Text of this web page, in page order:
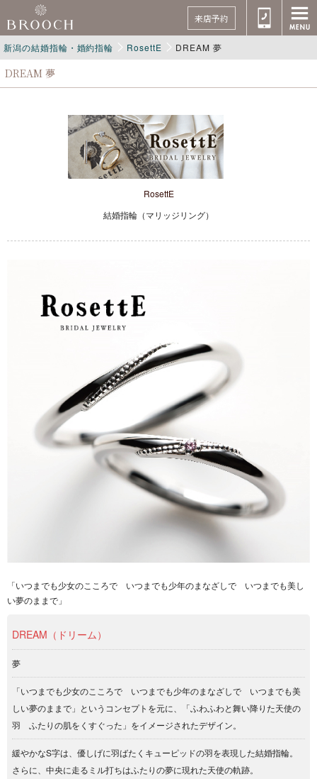
来店予約
新潟の結婚指輪・婚約指輪 RosettE DREAM 夢
DREAM 夢
RosettE
結婚指輪（マリッジリング）
「いつまでも少女のこころで いつまでも少年のまなざしで いつまでも美し
い夢のままで」
DREAM（ドリーム）
夢
「いつまでも少女のこころで いつまでも少年のまなざしで いつまでも美
しい夢のままで」というコンセプトを元に、「ふわふわと舞い降りた天使の
羽 ふたりの肌をくすぐった」をイメージされたデザイン。
緩やかなS字は、優しげに羽ばたくキューピッドの羽を表現した結婚指輪。
さらに、中央に走るミル打ちはふたりの夢に現れた天使の軌跡。